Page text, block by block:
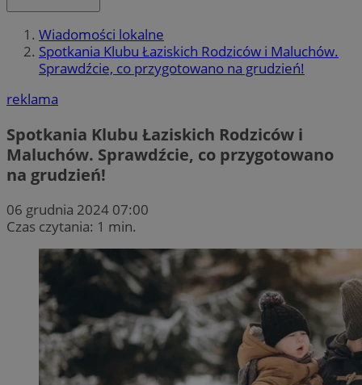
Wiadomości lokalne
Spotkania Klubu Łaziskich Rodziców i Maluchów.
Sprawdźcie, co przygotowano na grudzień!
reklama
Spotkania Klubu Łaziskich Rodziców i
Maluchów. Sprawdźcie, co przygotowano
na grudzień!
06 grudnia 2024 07:00
Czas czytania: 1 min.